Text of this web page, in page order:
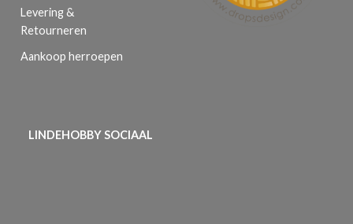
Levering &
Retourneren
Aankoop herroepen
LINDEHOBBY SOCIAAL